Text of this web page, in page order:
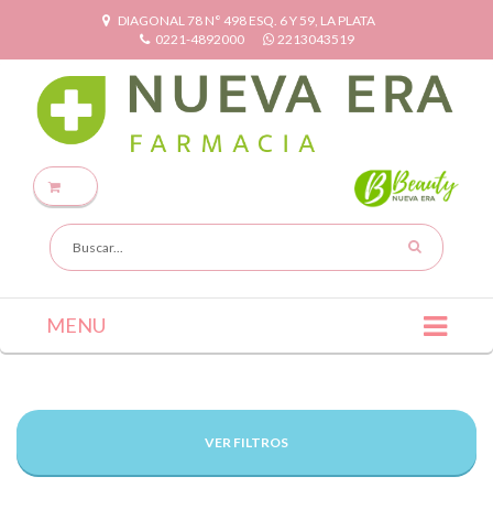
DIAGONAL 78 N° 498 ESQ. 6 Y 59, LA PLATA
0221-4892000
2213043519
MENU
VER FILTROS